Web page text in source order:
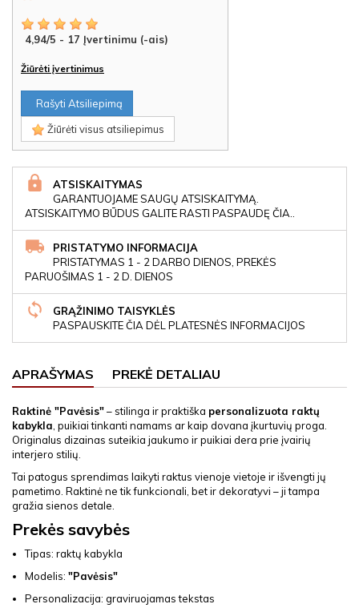
4,94/5 - 17 Įvertinimu (-ais)
Žiūrėti įvertinimus
Rašyti Atsiliepimą
Žiūrėti visus atsiliepimus
ATSISKAITYMAS
GARANTUOJAME SAUGŲ ATSISKAITYMĄ.
ATSISKAITYMO BŪDUS GALITE RASTI PASPAUDĘ ČIA..
PRISTATYMO INFORMACIJA
PRISTATYMAS 1 - 2 DARBO DIENOS, PREKĖS
PARUOŠIMAS 1 - 2 D. DIENOS
GRĄŽINIMO TAISYKLĖS
PASPAUSKITE ČIA DĖL PLATESNĖS INFORMACIJOS
APRAŠYMAS PREKĖ DETALIAU
Raktinė "Pavėsis"– stilinga ir praktiška personalizuota raktų
kabykla, puikiai tinkanti namams ar kaip dovana įkurtuvių proga.
Originalus dizainas suteikia jaukumo ir puikiai dera prie įvairių
interjero stilių.
Tai patogus sprendimas laikyti raktus vienoje vietoje ir išvengti jų
pametimo. Raktinė ne tik funkcionali, bet ir dekoratyvi – ji tampa
gražia sienos detale.
Prekės savybės
Tipas: raktų kabykla
Modelis: "Pavėsis"
Personalizacija: graviruojamas tekstas